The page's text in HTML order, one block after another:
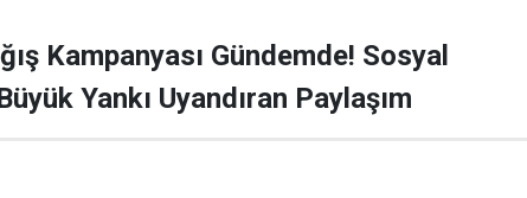
Kampanyası Gündemde! Sosyal
Yankı Uyandıran Paylaşım